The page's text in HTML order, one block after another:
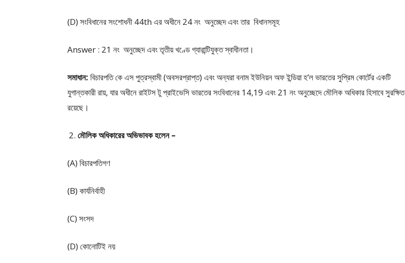
(D) সংবিধানের সংশোধনী 44th এর অধীনে 24 নং অনুচ্ছেদ এবং তার বিধানসমূহ
Answer : 21 নং অনুচ্ছেদ এবং তৃতীয় খণ্ডে গ্যারান্টিযুক্ত স্বাধীনতা।
সমাধান: বিচারপতি কে এস পুত্রস্বামী (অবসরপ্রাপ্ত) এবং অন্যরা বনাম ইউনিয়ন অফ ইন্ডিয়া হ’ল ভারতের সুপ্রিম কোর্টের একটি
যুগান্তকারী রায়, যার অধীনে রাইটস টু প্রাইভেসি ভারতের সংবিধানের 14,19 এবং 21 নং অনুচ্ছেদে মৌলিক অধিকার হিসাবে সুরক্ষিত
রয়েছে।
মৌলিক অধিকারের অভিভাবক হলেন –
(A) বিচারপতিগণ
(B) কার্যনির্বাহী
(C) সংসদ
(D) কোনোটিই নয়